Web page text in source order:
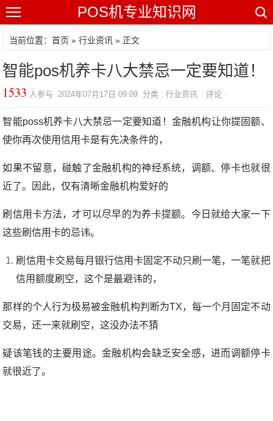
POS机专业知识网
当前位置：首页 »行业资讯 » 正文
智能pos机养卡八大禁忌一定要知道！
1533 人参与 2024年07月17日 09:09 分类 : 行业资讯 评论
智能poss机养卡八大禁忌一定要知道！金融机构让你提固额、
使你再次使用信用卡是有先决条件的，
如果不留意，碰触了金融机构的神经系统，调额、停卡也就很
近了。因此，仅有清晰金融机构爱好的
刷信用卡方法，才可以尽早的为养卡提额。今日就给大家一下
这些刷信用卡的忌讳。
刷信用卡交易每月银行信用卡固定不动只刷一笔，一笔就把
信用额度刷空，这个是最避讳的，
那样的个人行为极易被金融机构判断为TX，每一个月固定不动
交易，还一来就刷空，这没办法不猜
疑该笔钱的主要用途。金融机构会缺乏安全感，进而调额停卡
就很近了。